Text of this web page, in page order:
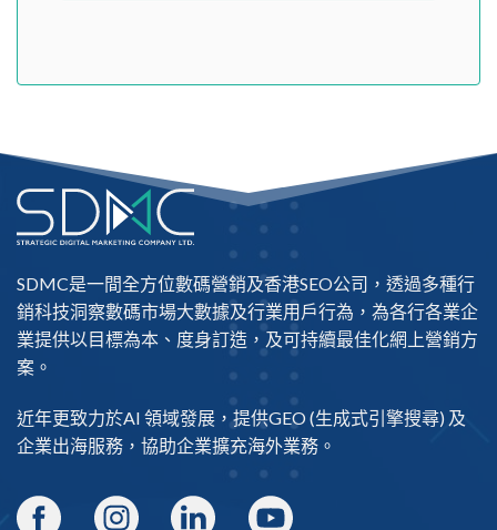
SDMC是一間全方位數碼營銷及香港SEO公司 ，透過多種行
銷科技洞察數碼市場大數據及行業用戶行為，為各行各業企
業提供以目標為本、度身訂造，及可持續最佳化網上營銷方
案。
近年更致力於AI 領域發展，提供GEO(生成式引擎搜尋) 及
企業出海服務，協助企業擴充海外業務。